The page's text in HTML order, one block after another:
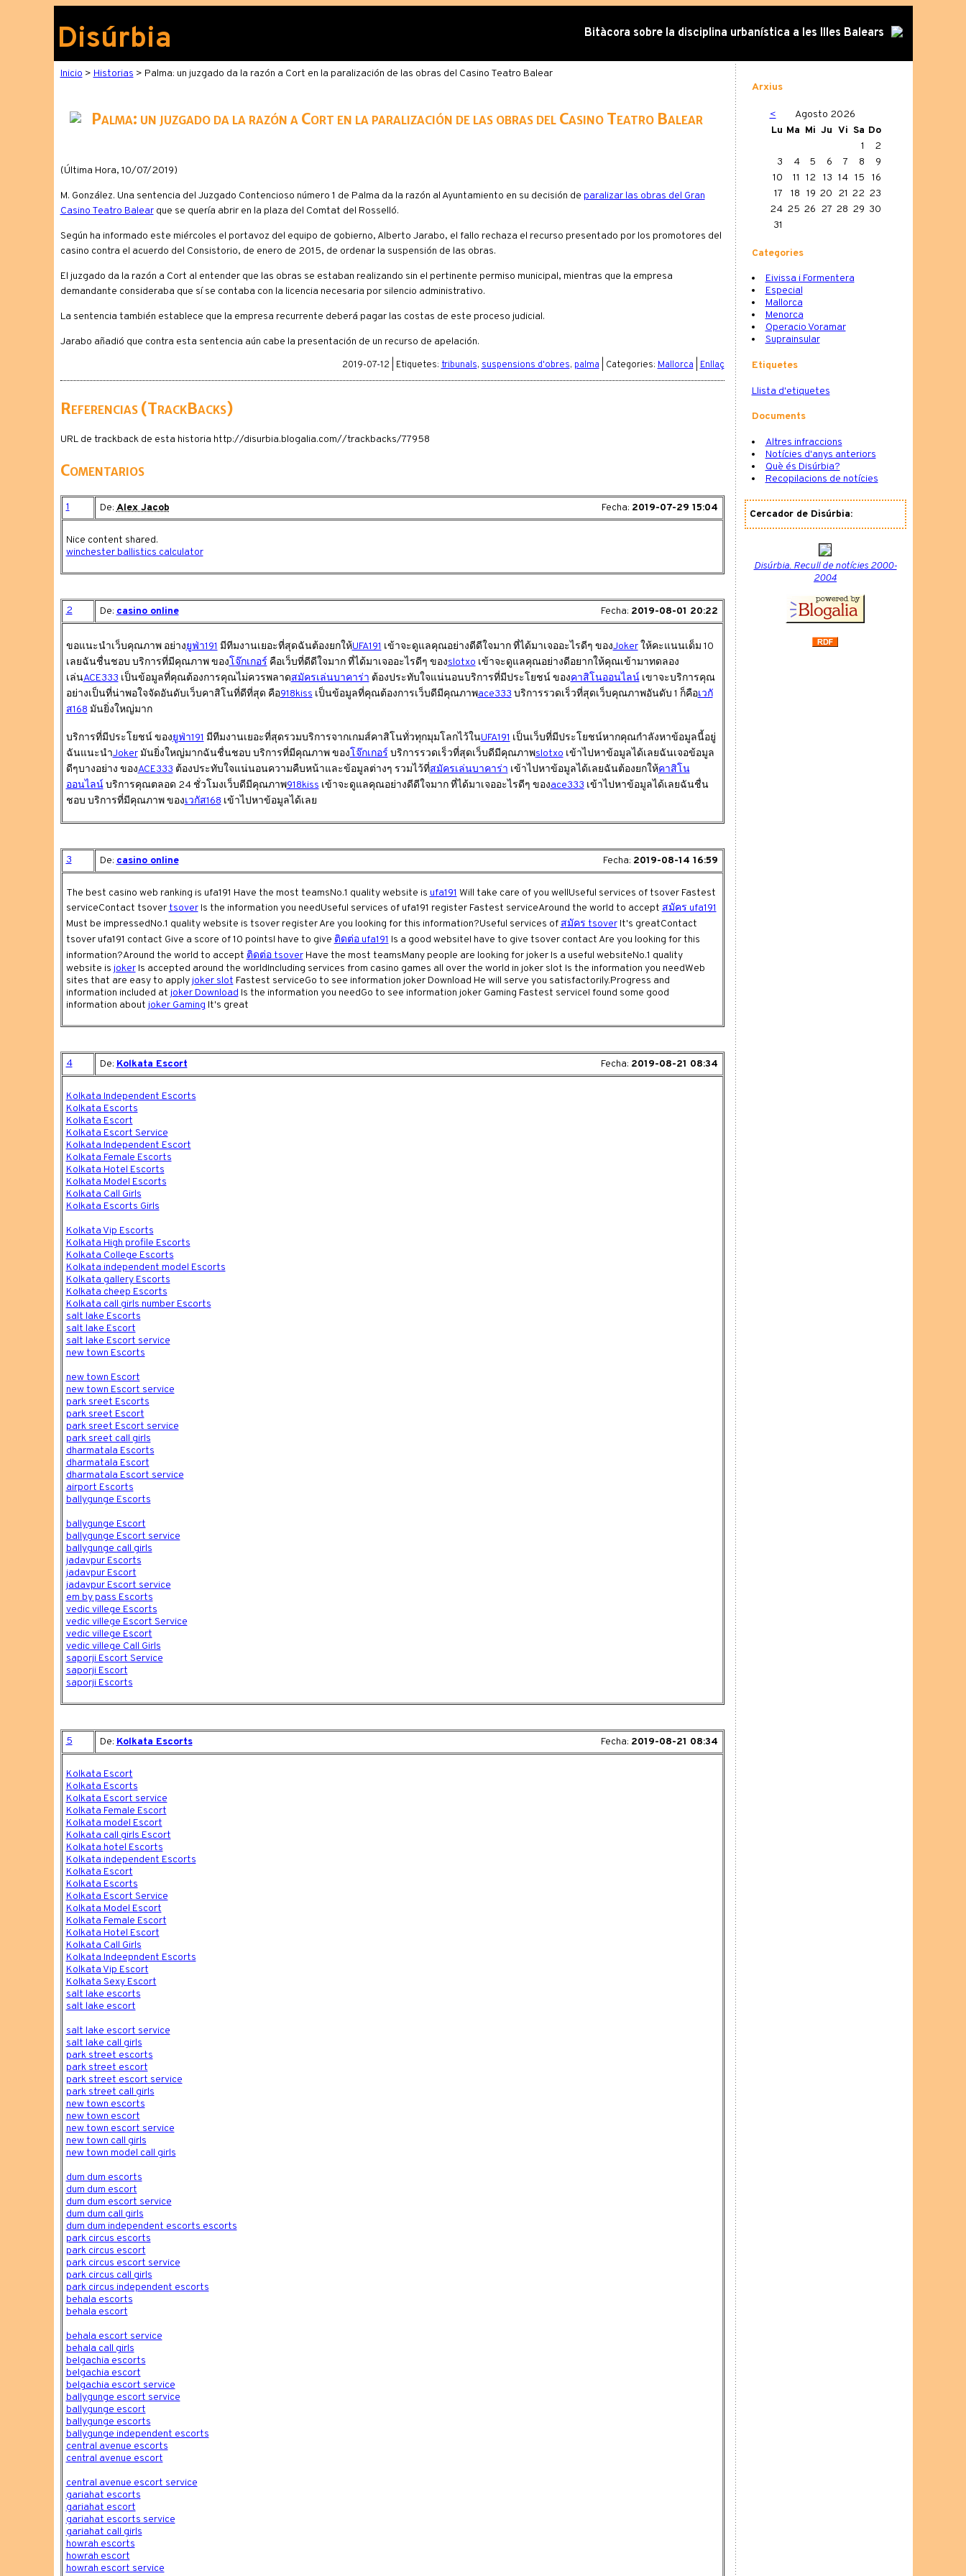
Disúrbia Bitàcora sobre la disciplina urbanística a les Illes Balears
Inicio > Historias > Palma: un juzgado da la razón a Cort en la paralización de las obras del Casino Teatro Balear
Palma: un juzgado da la razón a Cort en la paralización de las obras del Casino Teatro Balear
(Última Hora, 10/07/2019)
M. González. Una sentencia del Juzgado Contencioso número 1 de Palma da la razón al Ayuntamiento en su decisión de paralizar las obras del Gran
Casino Teatro Balearque se quería abrir en la plaza del Comtat del Rosselló.
Según ha informado este miércoles el portavoz del equipo de gobierno, Alberto Jarabo, el fallo rechaza el recurso presentado por los promotores del
casino contra el acuerdo del Consistorio, de enero de 2015, de ordenar la suspensión de las obras.
El juzgado da la razón a Cort al entender que las obras se estaban realizando sin el pertinente permiso municipal, mientras que la empresa
demandante consideraba que sí se contaba con la licencia necesaria por silencio administrativo.
La sentencia también establece que la empresa recurrente deberá pagar las costas de este proceso judicial.
Jarabo añadió que contra esta sentencia aún cabe la presentación de un recurso de apelación.
2019-07-12 | Etiquetes: tribunals, suspensions d'obres, palma | Categories: Mallorca Enllaç
Referencias (TrackBacks)
URL de trackback de esta historia http://disurbia.blogalia.com//trackbacks/77958
Comentarios
1 De: Alex Jacob Fecha: 2019-07-29 15:04
Nice content shared.
winchester ballistics calculator
2 De: casino online Fecha: 2019-08-01 20:22
ขอแนะนำเว็บคุณภาพ อย่างยูฟ่า191 มีทีมงานเยอะที่สุดฉันต้องยกให้UFA191 เข้าจะดูแลคุณอย่างดีดีใจมาก ที่ได้มาเจออะไรดีๆ ของJokerให้คะแนนเด็ม 10
เลยฉันชื่นชอบ บริการที่มีคุณภาพ ของโจ๊กเกอร์ คือเว็บที่ดีดีใจมาก ที่ได้มาเจออะไรดีๆ ของslotxo เข้าจะดูแลคุณอย่างดีอยากให้คุณเข้ามาทดลอง
เล่นACE333 เป็นข้อมูลที่คุณต้องการคุณไม่ควรพลาดสมัครเล่นบาคาร่า ต้องประทับใจแน่นอนบริการที่มีประโยชน์ ของคาสิโนออนไลน์เขาจะบริการคุณ
อย่างเป็นที่น่าพอใจจัดอันดับเว็บคาสิโนที่ดีที่สุด คือ918kiss เป็นข้อมูลที่คุณต้องการเว็บดีมีคุณภาพace333 บริการรวดเร็วที่สุดเว็บคุณภาพอันดับ 1 ก็คือเวกั
ส168 มันยิ่งใหญ่มาก
บริการที่มีประโยชน์ ของยูฟ่า191 มีทีมงานเยอะที่สุดรวมบริการจากเกมส์คาสิโนทั่วทุกมุมโลกไว้ในUFA191 เป็นเว็บที่มีประโยชน์หากคุณกำลังหาข้อมูลนี้อยู่
ฉันแนะนำJokerมันยิ่งใหญ่มากฉันชื่นชอบ บริการที่มีคุณภาพ ของโจ๊กเกอร์ บริการรวดเร็วที่สุดเว็บดีมีคุณภาพslotxo เข้าไปหาข้อมูลได้เลยฉันเจอข้อมูล
ดีๆบางอย่าง ของACE333 ต้องประทับใจแน่นอนความคืบหน้าและข้อมูลต่างๆ รวมไว้ที่สมัครเล่นบาคาร่า เข้าไปหาข้อมูลได้เลยฉันต้องยกให้คาสิโน
ออนไลน์บริการคุณตลอด 24 ชั่วโมงเว็บดีมีคุณภาพ918kiss เข้าจะดูแลคุณอย่างดีดีใจมาก ที่ได้มาเจออะไรดีๆ ของace333 เข้าไปหาข้อมูลได้เลยฉันชื่น
ชอบ บริการที่มีคุณภาพ ของเวกัส168 เข้าไปหาข้อมูลได้เลย
3 De: casino online Fecha: 2019-08-14 16:59
The best casino web ranking is ufa191 Have the most teamsNo.1 quality website is ufa191 Will take care of you wellUseful services of tsover Fastest
serviceContact tsovertsoverIs the information you needUseful services of ufa191 register Fastest serviceAround the world to accept สมัคร ufa191
Must be impressedNo.1 quality website is tsover register Are you looking for this information?Useful services of สมัคร tsoverIt's greatContact
tsover ufa191 contact Give a score of 10 pointsI have to give ติดต่อ ufa191 Is a good websiteI have to give tsover contact Are you looking for this
information?Around the world to accept ติดต่อ tsoverHave the most teamsMany people are looking for joker Is a useful websiteNo.1 quality
website is jokerIs accepted around the worldIncluding services from casino games all over the world in joker slot Is the information you needWeb
sites that are easy to apply joker slot Fastest serviceGo to see information joker Download He will serve you satisfactorily.Progress and
information included at joker Download Is the information you needGo to see information joker Gaming Fastest serviceI found some good
information about joker Gaming It's great
4 De: Kolkata Escort Fecha: 2019-08-21 08:34
Kolkata Independent Escorts
Kolkata Escorts
Kolkata Escort
Kolkata Escort Service
Kolkata Independent Escort
Kolkata Female Escorts
Kolkata Hotel Escorts
Kolkata Model Escorts
Kolkata Call Girls
Kolkata Escorts Girls
Kolkata Vip Escorts
Kolkata High profile Escorts
Kolkata College Escorts
Kolkata independent model Escorts
Kolkata gallery Escorts
Kolkata cheep Escorts
Kolkata call girls number Escorts
salt lake Escorts
salt lake Escort
salt lake Escort service
new town Escorts
new town Escort
new town Escort service
park sreet Escorts
park sreet Escort
park sreet Escort service
park sreet call girls
dharmatala Escorts
dharmatala Escort
dharmatala Escort service
airport Escorts
ballygunge Escorts
ballygunge Escort
ballygunge Escort service
ballygunge call girls
jadavpur Escorts
jadavpur Escort
jadavpur Escort service
em by pass Escorts
vedic villege Escorts
vedic villege Escort Service
vedic villege Escort
vedic villege Call Girls
saporji Escort Service
saporji Escort
saporji Escorts
5 De: Kolkata Escorts Fecha: 2019-08-21 08:34
Kolkata Escort
Kolkata Escorts
Kolkata Escort service
Kolkata Female Escort
Kolkata model Escort
Kolkata call girls Escort
Kolkata hotel Escorts
Kolkata independent Escorts
Kolkata Escort
Kolkata Escorts
Kolkata Escort Service
Kolkata Model Escort
Kolkata Female Escort
Kolkata Hotel Escort
Kolkata Call Girls
Kolkata Indeepndent Escorts
Kolkata Vip Escort
Kolkata Sexy Escort
salt lake escorts
salt lake escort
salt lake escort service
salt lake call girls
park street escorts
park street escort
park street escort service
park street call girls
new town escorts
new town escort
new town escort service
new town call girls
new town model call girls
dum dum escorts
dum dum escort
dum dum escort service
dum dum call girls
dum dum independent escorts escorts
park circus escorts
park circus escort
park circus escort service
park circus call girls
park circus independent escorts
behala escorts
behala escort
behala escort service
behala call girls
belgachia escorts
belgachia escort
belgachia escort service
ballygunge escort service
ballygunge escort
ballygunge escorts
ballygunge independent escorts
central avenue escorts
central avenue escort
central avenue escort service
gariahat escorts
gariahat escort
gariahat escorts service
gariahat call girls
howrah escorts
howrah escort
howrah escort service
Arxius
<
Agosto 2026
Lu Ma Mi Ju Vi Sa Do
1
2
3
4 5 6 7 8
9
10
11 12 13 14 15
16
17
18 19 20 21 22 23
24 25 26 27 28 29 30
31
Categories
Eivissa i Formentera
Especial
Mallorca
Menorca
Operacio Voramar
Suprainsular
Etiquetes
Llista d'etiquetes
Documents
Altres infraccions
Notícies d'anys anteriors
Què és Disúrbia?
Recopilacions de notícies
Cercador de Disúrbia:
Disúrbia. Recull de notícies 2000-
2004